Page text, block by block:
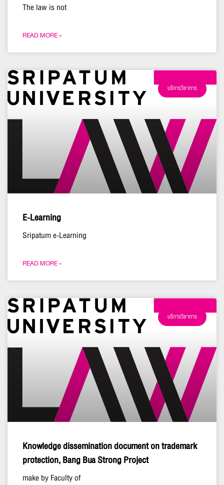
The law is not
READ MORE »
บริการวิชาการ
E-Learning
Sripatum e-Learning
READ MORE »
บริการวิชาการ
Knowledge dissemination document on trademark
protection, Bang Bua Strong Project
make by Faculty of